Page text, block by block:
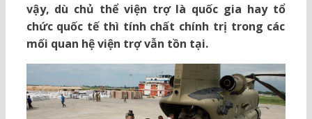
vậy, dù chủ thể viện trợ là quốc gia hay tổ
chức quốc tế thì tính chất chính trị trong các
mối quan hệ viện trợ vẫn tồn tại.